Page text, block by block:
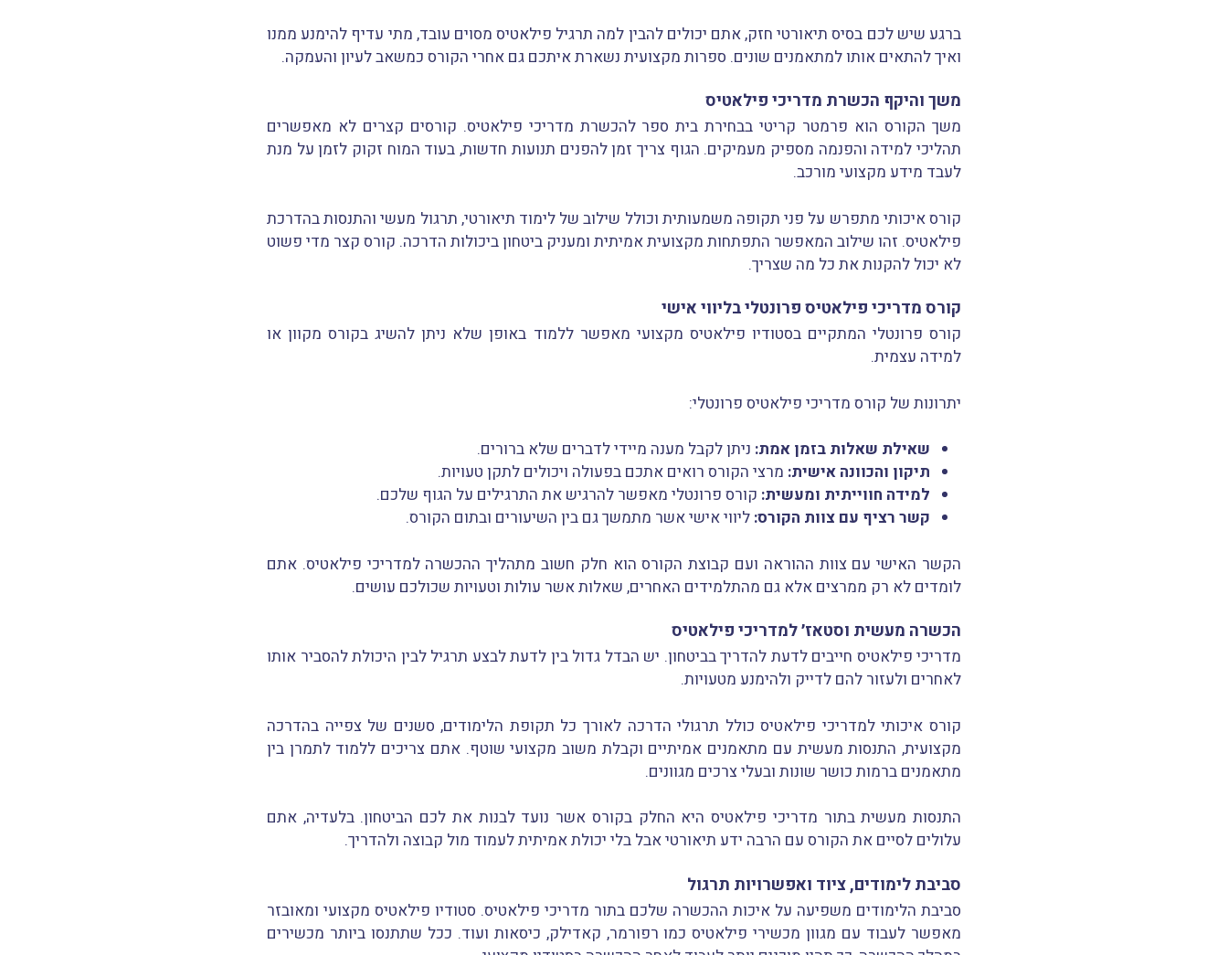
ברגע שיש לכם בסיס תיאורטי חזק, אתם יכולים להבין למה תרגיל פילאטיס מסוים עובד, מתי עדיף להימנע ממנו
ואיך להתאים אותו למתאמנים שונים. ספרות מקצועית נשארת איתכם גם אחרי הקורס כמשאב לעיון והעמקה.
משך והיקף הכשרת מדריכי פילאטיס
משך הקורס הוא פרמטר קריטי בבחירת בית ספר להכשרת מדריכי פילאטיס. קורסים קצרים לא מאפשרים
תהליכי למידה והפנמה מספיק מעמיקים. הגוף צריך זמן להפנים תנועות חדשות, בעוד המוח זקוק לזמן על מנת
לעבד מידע מקצועי מורכב.
קורס איכותי מתפרש על פני תקופה משמעותית וכולל שילוב של לימוד תיאורטי, תרגול מעשי והתנסות בהדרכת
פילאטיס. זהו שילוב המאפשר התפתחות מקצועית אמיתית ומעניק ביטחון ביכולות הדרכה. קורס קצר מדי פשוט
לא יכול להקנות את כל מה שצריך.
קורס מדריכי פילאטיס פרונטלי בליווי אישי
קורס פרונטלי המתקיים בסטודיו פילאטיס מקצועי מאפשר ללמוד באופן שלא ניתן להשיג בקורס מקוון או
למידה עצמית.
יתרונות של קורס מדריכי פילאטיס פרונטלי:
שאילת שאלות בזמן אמת: ניתן לקבל מענה מיידי לדברים שלא ברורים.
תיקון והכוונה אישית: מרצי הקורס רואים אתכם בפעולה ויכולים לתקן טעויות.
למידה חווייתית ומעשית: קורס פרונטלי מאפשר להרגיש את התרגילים על הגוף שלכם.
קשר רציף עם צוות הקורס: ליווי אישי אשר מתמשך גם בין השיעורים ובתום הקורס.
הקשר האישי עם צוות ההוראה ועם קבוצת הקורס הוא חלק חשוב מתהליך ההכשרה למדריכי פילאטיס. אתם
לומדים לא רק ממרצים אלא גם מהתלמידים האחרים, שאלות אשר עולות וטעויות שכולכם עושים.
הכשרה מעשית וסטאז׳ למדריכי פילאטיס
מדריכי פילאטיס חייבים לדעת להדריך בביטחון. יש הבדל גדול בין לדעת לבצע תרגיל לבין היכולת להסביר אותו
לאחרים ולעזור להם לדייק ולהימנע מטעויות.
קורס איכותי למדריכי פילאטיס כולל תרגולי הדרכה לאורך כל תקופת הלימודים, סשנים של צפייה בהדרכה
מקצועית, התנסות מעשית עם מתאמנים אמיתיים וקבלת משוב מקצועי שוטף. אתם צריכים ללמוד לתמרן בין
מתאמנים ברמות כושר שונות ובעלי צרכים מגוונים.
התנסות מעשית בתור מדריכי פילאטיס היא החלק בקורס אשר נועד לבנות את לכם הביטחון. בלעדיה, אתם
עלולים לסיים את הקורס עם הרבה ידע תיאורטי אבל בלי יכולת אמיתית לעמוד מול קבוצה ולהדריך.
סביבת לימודים, ציוד ואפשרויות תרגול
סביבת הלימודים משפיעה על איכות ההכשרה שלכם בתור מדריכי פילאטיס. סטודיו פילאטיס מקצועי ומאובזר
מאפשר לעבוד עם מגוון מכשירי פילאטיס כמו רפורמר, קאדילק, כיסאות ועוד. ככל שתתנסו ביותר מכשירים